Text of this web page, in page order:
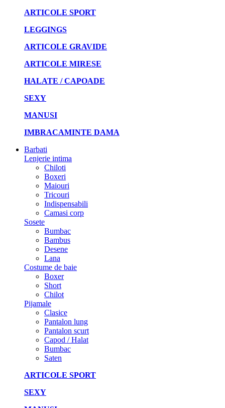
ARTICOLE SPORT
LEGGINGS
ARTICOLE GRAVIDE
ARTICOLE MIRESE
HALATE / CAPOADE
SEXY
MANUSI
IMBRACAMINTE DAMA
Barbati
Lenjerie intima
Chiloti
Boxeri
Maiouri
Tricouri
Indispensabili
Camasi corp
Sosete
Bumbac
Bambus
Desene
Lana
Costume de baie
Boxer
Short
Chilot
Pijamale
Clasice
Pantalon lung
Pantalon scurt
Capod / Halat
Bumbac
Saten
ARTICOLE SPORT
SEXY